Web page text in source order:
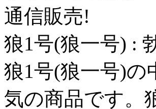
通信販売!
狼1号(狼一号) :
狼1号(狼一号)の
気の商品です。